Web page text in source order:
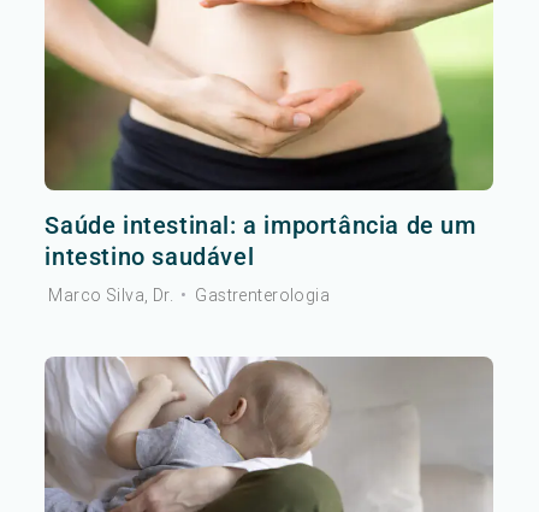
Saúde intestinal: a importância de um
intestino saudável
Marco Silva, Dr. • Gastrenterologia